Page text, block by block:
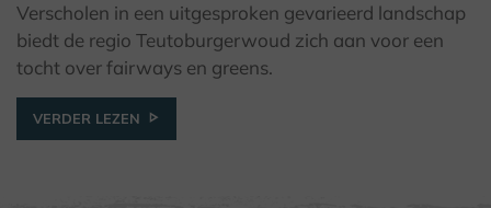
© Bad Driburger Touristik GmbH
Verscholen in een uitgesproken gevarieerd landschap
biedt de regio Teutoburgerwoud zich aan voor een
tocht over fairways en greens.
VERDER LEZEN